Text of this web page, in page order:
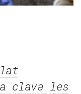
clava les